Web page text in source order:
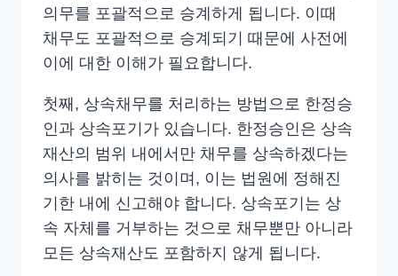
의무를 포괄적으로 승계하게 됩니다. 이때
채무도 포괄적으로 승계되기 때문에 사전에
이에 대한 이해가 필요합니다.
첫째, 상속채무를 처리하는 방법으로 한정승
인과 상속포기가 있습니다. 한정승인은 상속
재산의 범위 내에서만 채무를 상속하겠다는
의사를 밝히는 것이며, 이는 법원에 정해진
기한 내에 신고해야 합니다. 상속포기는 상
속 자체를 거부하는 것으로 채무뿐만 아니라
모든 상속재산도 포함하지 않게 됩니다.